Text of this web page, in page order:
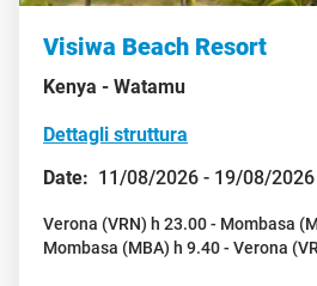
Visiwa Beach Resort
Kenya - Watamu
Dettagli struttura
Date: 11/08/2026 - 19/08/
Verona (VRN) h 23.00 - Mombasa
Mombasa (MBA) h 9.40 - Verona